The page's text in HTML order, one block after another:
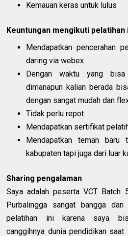
Kemauan keras untuk lulus
Keuntungan mengikuti pelatihan
Mendapatkan pencerahan
daring via webex.
Dengan waktu yang
dimanapun kalian berada
dengan sangat mudah dan
Tidak perlu repot
Mendapatkan sertifikat
Mendapatkan teman baru
kabupaten tapi juga dari luar
Sharing pengalaman
Saya adalah peserta VCT Batch
Purbalingga sangat bangga
pelatihan ini karena saya
canggihnya dunia pendidikan